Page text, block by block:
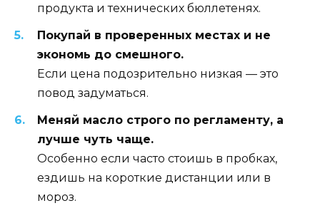
продукта и технических бюллетенях.
Покупай в проверенных местах и не
экономь до смешного.
Если цена подозрительно низкая — это
повод задуматься.
Меняй масло строго по регламенту, а
лучше чуть чаще.
Особенно если часто стоишь в пробках,
ездишь на короткие дистанции или в
мороз.